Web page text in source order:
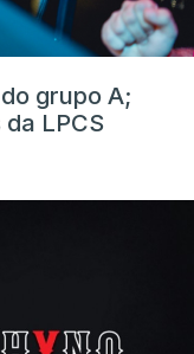
grupo A;
LPCS